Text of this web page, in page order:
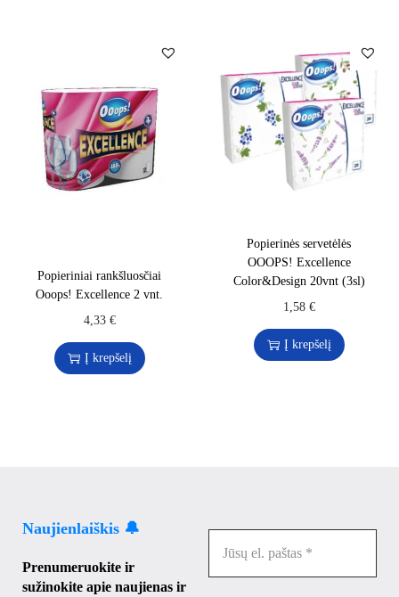
Popieriniai rankšluosčiai
Ooops! Excellence 2 vnt.
4,33 €
Į krepšelį
Popierinės servetėlės
OOOPS! Excellence
Color&Design 20vnt (3sl)
1,58 €
Į krepšelį
Naujienlaiškis 🔔
Prenumeruokite ir
sužinokite apie naujienas ir